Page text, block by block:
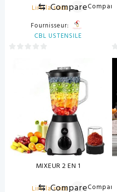
Lire la suite
⇆ CompareCompare
Fournisseur:
CBL USTENSILE
0
MIXEUR 2 EN 1
Lire la suite
⇆ CompareCompare